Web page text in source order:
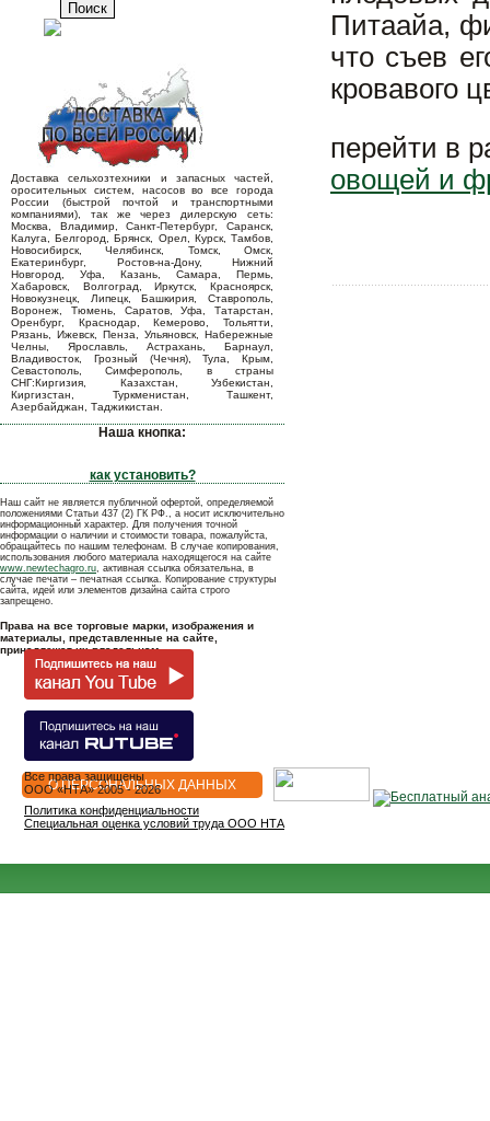
Доставка сельхозтехники и запасных частей,
оросительных систем, насосов во все города
России (быстрой почтой и транспортными
компаниями), так же через дилерскую сеть:
Москва, Владимир, Санкт-Петербург, Саранск,
Калуга, Белгород, Брянск, Орел, Курск, Тамбов,
Новосибирск, Челябинск, Томск, Омск,
Екатеринбург, Ростов-на-Дону, Нижний
Новгород, Уфа, Казань, Самара, Пермь,
Хабаровск, Волгоград, Иркутск, Красноярск,
Новокузнецк, Липецк, Башкирия, Ставрополь,
Воронеж, Тюмень, Саратов, Уфа, Татарстан,
Оренбург, Краснодар, Кемерово, Тольятти,
Рязань, Ижевск, Пенза, Ульяновск, Набережные
Челны, Ярославль, Астрахань, Барнаул,
Владивосток, Грозный (Чечня), Тула, Крым,
Севастополь, Симферополь, в страны
СНГ:Киргизия, Казахстан, Узбекистан,
Киргизстан, Туркменистан, Ташкент,
Азербайджан, Таджикистан.
Наша кнопка:
как установить?
Наш сайт не является публичной офертой, определяемой
положениями Статьи 437 (2) ГК РФ., а носит исключительно
информационный характер. Для получения точной
информации о наличии и стоимости товара, пожалуйста,
обращайтесь по нашим телефонам. В случае копирования,
использования любого материала находящегося на сайте
www.newtechagro.ru, активная ссылка обязательна, в
случае печати – печатная ссылка. Копирование структуры
сайта, идей или элементов дизайна сайта строго
запрещено.
Права на все торговые марки, изображения и
материалы, представленные на сайте,
принадлежат их владельцам.
Питаайа,
что съев
кровавого
перейти в
овощей и
О ПЕРСОНАЛЬНЫХ ДАННЫХ
Все права защищены
OOO «НТА» 2005 - 2026
Политика конфиденциальности
Специальная оценка условий труда ООО НТА